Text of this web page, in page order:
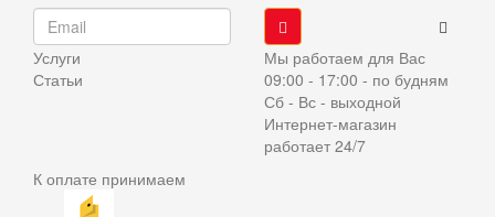
Услуги
Статьи
Мы работаем для Вас
09:00 - 17:00 - по будням
Сб - Вс - выходной
Интернет-магазин
работает 24/7
К оплате принимаем